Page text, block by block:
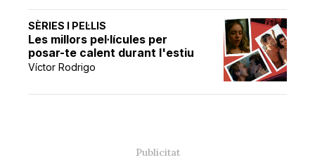
SÈRIES I PEL·LIS
Les millors pel·lícules per
posar-te calent durant l'estiu
Víctor Rodrigo